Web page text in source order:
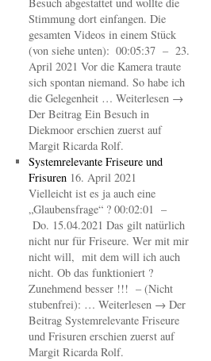
Stimmung dort einfangen. Die
gesamten Videos in einem Stück
(von siehe unten): 00:05:37 – 23.
April 2021 Vor die Kamera traute
sich spontan niemand. So habe ich
die Gelegenheit … Weiterlesen →
Der Beitrag Ein Besuch in
Diekmoor erschien zuerst auf
Margit Ricarda Rolf.
Systemrelevante Friseure und
Frisuren 16. April 2021
Vielleicht ist es ja auch eine
„Glaubensfrage“ ? 00:02:01 –
Do. 15.04.2021 Das gilt natürlich
nicht nur für Friseure. Wer mit mir
nicht will, mit dem will ich auch
nicht. Ob das funktioniert ?
Zunehmend besser !!! – (Nicht
stubenfrei): … Weiterlesen → Der
Beitrag Systemrelevante Friseure
und Frisuren erschien zuerst auf
Margit Ricarda Rolf.